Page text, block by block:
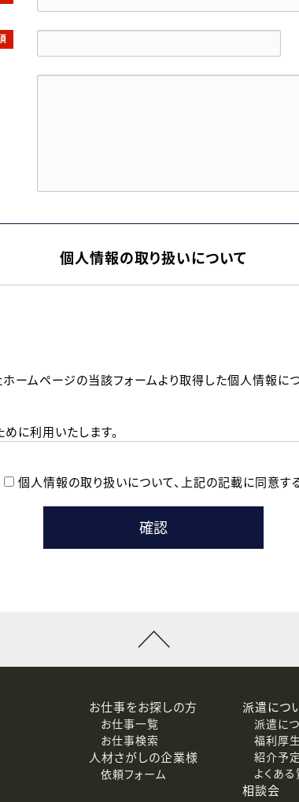
個人情報の取り扱いについて
ホームページの当該フォームより取得した個人情報に
利用いたします。
の参考情報として利用いたします。
のいずれかの方法といたします。
満たした委託先に、個人情報を委託する場合がありま
用目的の通知、開示、訂正、追加または削除、利用の
個人情報の取り扱いについて、 上記の記載に同意す
お仕事をお探しの方
お仕事一覧
お仕事検索
人材さがしの企業様
依頼フォーム
派遣につ
派遣に
福利厚生
紹介予
よくあ
相談会